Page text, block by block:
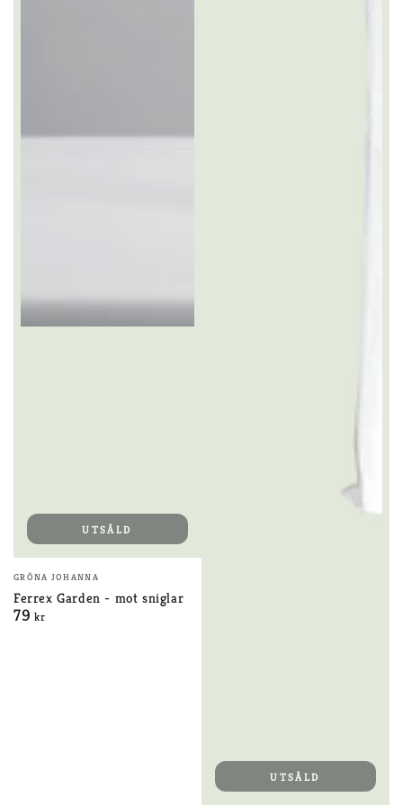
Säljare:
GRÖNA JOHANNA
Ferrex Garden - mot sniglar
Ordinarie
79 kr
UTSÅLD
UTSÅLD